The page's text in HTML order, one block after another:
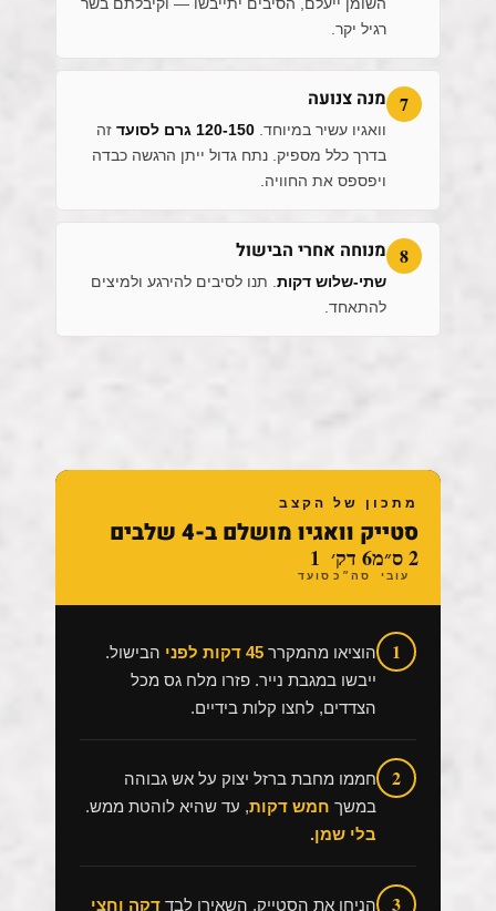
רגיל יקר.
7 מנה צנועה
וואגיו עשיר במיוחד. 120-150 גרם לסועד
זה
בדרך כלל מספיק. נתח גדול ייתן הרגשה כבדה
ויפספס את החוויה.
8 מנוחה אחרי הבישול
שתי-שלוש דקות . תנו לסיבים להירגע ולמיצים
להתאחד.
מתכון של הקצב
סטייק וואגיו מושלם ב-4 שלבים
2 ס״מ
עובי
6 דק׳
סה״כ
1
סועד
1 הוציאו מהמקרר 45 דקות לפני
הבישול.
ייבשו במגבת נייר. פזרו מלח גס מכל
הצדדים, לחצו קלות בידיים.
2
חממו מחבת ברזל יצוק על אש גבוהה
במשך חמש דקות, עד שהיא לוהטת ממש.
בלי שמן.
3 הניחו את הסטייק. השאירו לבד דקה וחצי